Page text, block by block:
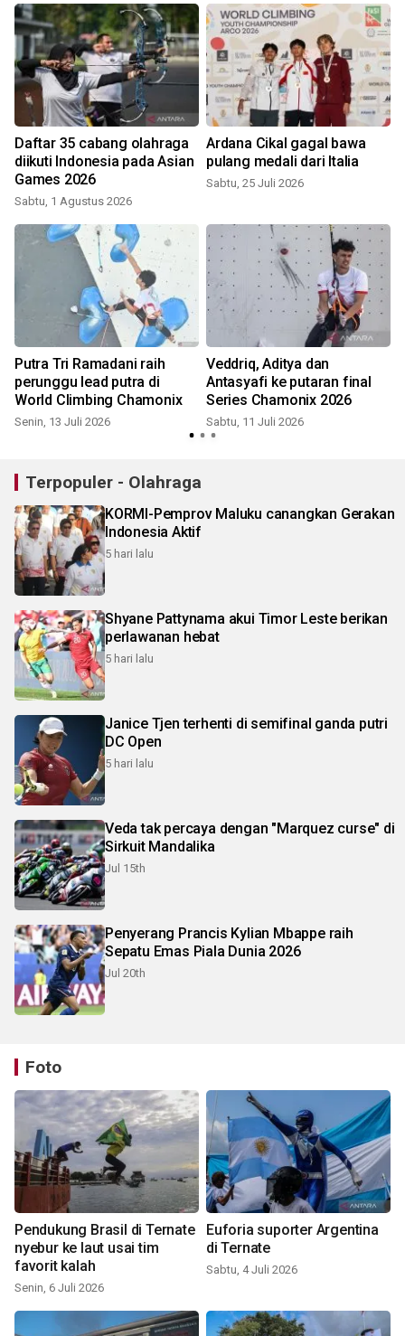
Daftar 35 cabang olahraga
diikuti Indonesia pada Asian
Games 2026
Sabtu, 1 Agustus 2026
Ardana Cikal gagal bawa
pulang medali dari Italia
Sabtu, 25 Juli 2026
Putra Tri Ramadani raih
perunggu lead putra di
World Climbing Chamonix
Senin, 13 Juli 2026
Veddriq, Aditya dan
Antasyafi ke putaran final
Series Chamonix 2026
Sabtu, 11 Juli 2026
Terpopuler - Olahraga
KORMI-Pemprov Maluku canangkan Gerakan
Indonesia Aktif
5 hari lalu
Shyane Pattynama akui Timor Leste berikan
perlawanan hebat
5 hari lalu
Janice Tjen terhenti di semifinal ganda putri
DC Open
5 hari lalu
Veda tak percaya dengan "Marquez curse" di
Sirkuit Mandalika
Jul 15th
Penyerang Prancis Kylian Mbappe raih
Sepatu Emas Piala Dunia 2026
Jul 20th
Foto
Pendukung Brasil di Ternate
nyebur ke laut usai tim
favorit kalah
Senin, 6 Juli 2026
Euforia suporter Argentina
di Ternate
Sabtu, 4 Juli 2026